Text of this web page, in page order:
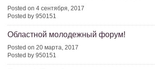
Posted on 4 сентября, 2017
Posted by 950151
Областной молодежный форум!
Posted on 20 марта, 2017
Posted by 950151